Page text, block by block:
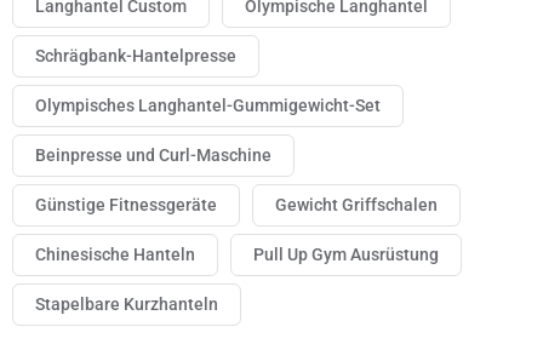
Langhantel Custom Olympische Langhantel
Schrägbank-Hantelpresse
Olympisches Langhantel-Gummigewicht-Set
Beinpresse und Curl-Maschine
Günstige Fitnessgeräte Gewicht Griffschalen
Chinesische Hanteln Pull Up Gym Ausrüstung
Stapelbare Kurzhanteln